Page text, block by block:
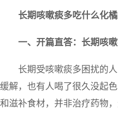
长期咳嗽痰多吃什么化橘
一、开篇直答：长期咳
长期受咳嗽痰多困扰的
缓解，也有人喝了很久没起
和滋补食材，并非治疗药物